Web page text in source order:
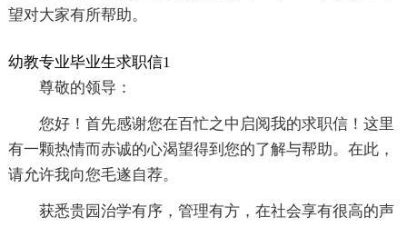
望对大家有所帮助。
幼教专业毕业生求职信1
尊敬的领导：
您好！首先感谢您在百忙之中启阅我的求职信！这里
有一颗热情而赤诚的心渴望得到您的了解与帮助。在此，
请允许我向您毛遂自荐。
获悉贵园治学有序，管理有方，在社会享有很高的声